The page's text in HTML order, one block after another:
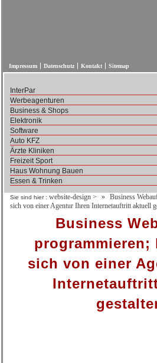
Impressum Datenschutz Kontakt Sitemap
InterPar
Werbeagenturen
Business & Shops
Elektronik
Software
Auto KFZ
Ärzte Kliniken
Freizeit Sport
Haus Wohnung Bauen
Essen & Trinken
Sie sind hier : website-design >
Business
sich von einer Agentur Ihren Internetauftritt aktuell
Business
programmieren;
sich von einer